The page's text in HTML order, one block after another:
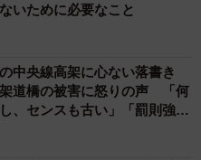
）提供
4問目でした。「プロポー
し、ひかりさんが「答えら
いために必要なこと
中央線高架に心ない落書き
道橋の被害に怒りの声 「何
、センスも古い」「罰則強化